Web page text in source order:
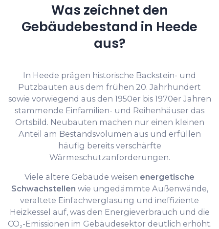
Was zeichnet den
Gebäudebestand in Heede
aus?
In Heede prägen historische Backstein- und
Putzbauten aus dem frühen 20. Jahrhundert
sowie vorwiegend aus den 1950er bis 1970er Jahren
stammende Einfamilien- und Reihenhäuser das
Ortsbild. Neubauten machen nur einen kleinen
Anteil am Bestandsvolumen aus und erfüllen
häufig bereits verschärfte
Wärmeschutzanforderungen.
Viele ältere Gebäude weisen energetische
Schwachstellen wie ungedämmte Außenwände,
veraltete Einfachverglasung und ineffiziente
Heizkessel auf, was den Energieverbrauch und die
CO₂-Emissionen im Gebäudesektor deutlich erhöht.